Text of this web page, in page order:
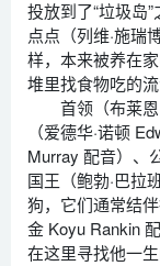
投放到了“垃圾岛
点点（列维·施瑞
样，本来被养在
堆里找食物吃的流
首领（布莱恩·
（爱德华·诺顿
Murray 配音）、
国王（鲍勃·巴拉
狗，它们通常结
金 Koyu Rankin
在这里寻找他一生